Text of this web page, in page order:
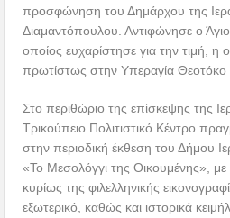
προσφώνηση του Δημάρχου της
Διαμαντόπουλου. Αντιφώνησε ο
οποίος ευχαρίστησε για την τιμή, η
πρωτίστως στην Υπεραγία Θεοτόκο
Στο περιθώριο της επίσκεψης της
Τρικούπειο Πολιτιστικό Κέντρο
στην περιοδική έκθεση του Δήμου
«Το Μεσολόγγι της Οικουμένης», με
κυρίως της φιλελληνικής
εξωτερικό, καθώς και ιστορικά